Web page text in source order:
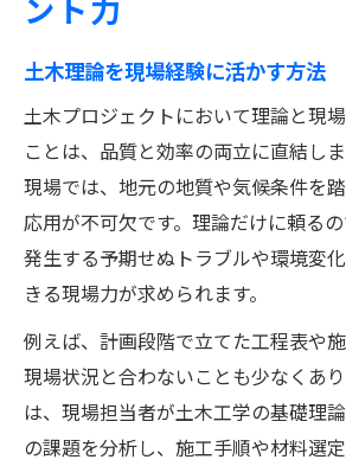
土木理論を現場経験に活かす方法
土木プロジェクトにおいて理論と現
ことは、品質と効率の両立に直結し
現場では、地元の地質や気候条件を
応用が不可欠です。理論だけに頼る
発生する予期せぬトラブルや環境変
きる現場力が求められます。
例えば、計画段階で立てた工程表や
現場状況と合わないことも少なくあ
は、現場担当者が土木工学の基礎理
の課題を分析し、施工手順や材料選